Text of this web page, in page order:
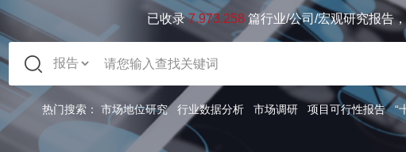
已收录7.973.258 篇行业/公司/宏观研究报告
热门搜索： 市场地位研究 行业数据分析 市场调研 项目可行性报告 “